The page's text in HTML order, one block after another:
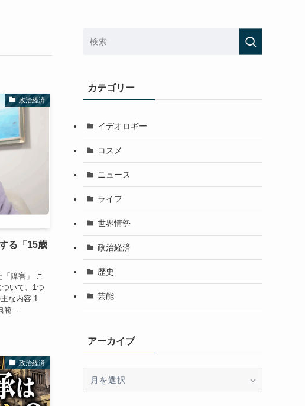
政治経済
る「15歳
「障害」 こ
いて、1つ
な内容 1.
...
政治経済
カテゴリー
イデオロギー
コスメ
ニュース
ライフ
世界情勢
政治経済
歴史
芸能
アーカイブ